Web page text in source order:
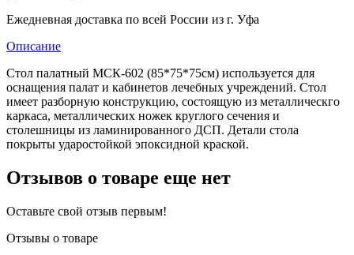
Ежедневная доставка по всей России из г. Уфа
Описание
Стол палатный МСК-602 (85*75*75см) используется для
оснащения палат и кабинетов лечебных учреждений. Стол
имеет разборную конструкцию, состоящую из металлическго
каркаса, металлических ножек круглого сечения и
столешницы из ламинированного ДСП. Детали стола
покрыты ударостойкой эпоксидной краской.
Отзывов о товаре еще нет
Оставьте свой отзыв первым!
Отзывы о товаре